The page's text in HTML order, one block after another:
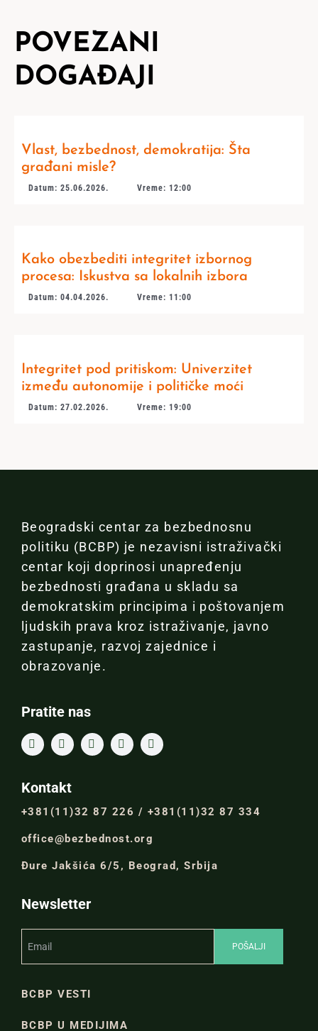
POVEZANI
DOGAĐAJI
Vlast, bezbednost, demokratija: Šta
građani misle?
Datum: 25.06.2026. Vreme: 12:00
Kako obezbediti integritet izbornog
procesa: Iskustva sa lokalnih izbora
Datum: 04.04.2026. Vreme: 11:00
Integritet pod pritiskom: Univerzitet
između autonomije i političke moći
Datum: 27.02.2026. Vreme: 19:00
Beogradski centar za bezbednosnu
politiku (BCBP) je nezavisni istraživački
centar koji doprinosi unapređenju
bezbednosti građana u skladu sa
demokratskim principima i poštovanjem
ljudskih prava kroz istraživanje, javno
zastupanje, razvoj zajednice i
obrazovanje.
Pratite nas
Kontakt
+381(11)32 87 226 / +381(11)32 87 334
office@bezbednost.org
Đure Jakšića 6/5, Beograd, Srbija
Newsletter
BCBP VESTI
BCBP U MEDIJIMA